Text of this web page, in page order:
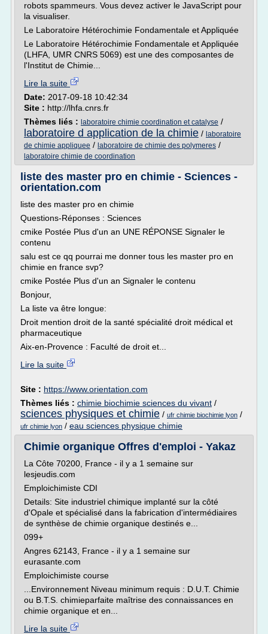
robots spammeurs. Vous devez activer le JavaScript pour
la visualiser.
Le Laboratoire Hétérochimie Fondamentale et Appliquée
Le Laboratoire Hétérochimie Fondamentale et Appliquée
(LHFA, UMR CNRS 5069) est une des composantes de
l'Institut de Chimie...
Lire la suite
Date: 2017-09-18 10:42:34
Site : http://lhfa.cnrs.fr
Thèmes liés : laboratoire chimie coordination et catalyse /
laboratoire d application de la chimie / laboratoire
de chimie appliquee / laboratoire de chimie des polymeres /
laboratoire chimie de coordination
liste des master pro en chimie - Sciences -
orientation.com
liste des master pro en chimie
Questions-Réponses : Sciences
cmike Postée Plus d'un an UNE RÉPONSE Signaler le
contenu
salu est ce qq pourrai me donner tous les master pro en
chimie en france svp?
cmike Postée Plus d'un an Signaler le contenu
Bonjour,
La liste va être longue:
Droit mention droit de la santé spécialité droit médical et
pharmaceutique
Aix-en-Provence : Faculté de droit et...
Lire la suite
Site : https://www.orientation.com
Thèmes liés : chimie biochimie sciences du vivant /
sciences physiques et chimie / ufr chimie biochimie lyon /
ufr chimie lyon / eau sciences physique chimie
Chimie organique Offres d'emploi - Yakaz
La Côte 70200, France - il y a 1 semaine sur
lesjeudis.com
Emploichimiste CDI
Details: Site industriel chimique implanté sur la côté
d'Opale et spécialisé dans la fabrication d'intermédiaires
de synthèse de chimie organique destinés e...
099+
Angres 62143, France - il y a 1 semaine sur
eurasante.com
Emploichimiste course
...Environnement Niveau minimum requis : D.U.T. Chimie
ou B.T.S. chimieparfaite maîtrise des connaissances en
chimie organique et en...
Lire la suite